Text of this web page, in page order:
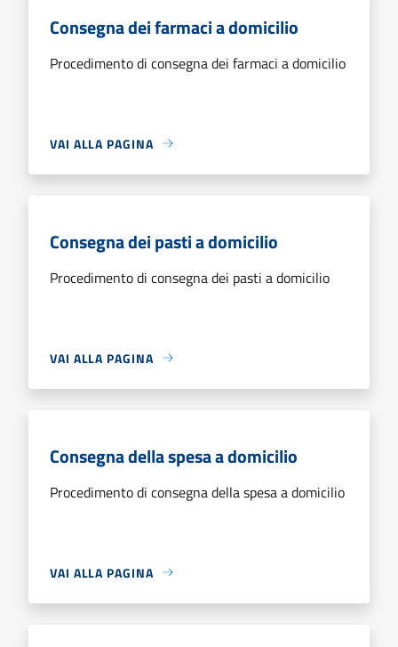
Consegna dei farmaci a domicilio
Procedimento di consegna dei farmaci a domicilio
VAI ALLA PAGINA
Consegna dei pasti a domicilio
Procedimento di consegna dei pasti a domicilio
VAI ALLA PAGINA
Consegna della spesa a domicilio
Procedimento di consegna della spesa a domicilio
VAI ALLA PAGINA